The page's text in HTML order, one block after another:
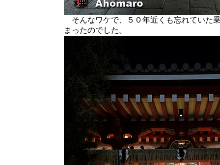
そんなワケで、５０年近くも忘れていた
まったのでした。